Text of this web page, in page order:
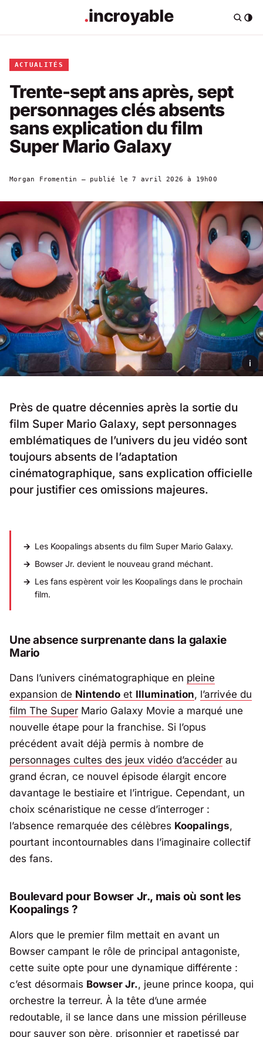
ACTUALITÉS
Trente-sept ans après, sept
personnages clés absents
sans explication du film
Super Mario Galaxy
Morgan Fromentin — publié le7 avril 2026 à 19h00
i
Près de quatre décennies après la sortie du
film Super Mario Galaxy, sept personnages
emblématiques de l’univers du jeu vidéo sont
toujours absents de l’adaptation
cinématographique, sans explication officielle
pour justifier ces omissions majeures.
Les Koopalings absents du film Super Mario Galaxy.
Bowser Jr. devient le nouveau grand méchant.
Les fans espèrent voir les Koopalings dans le prochain
film.
Une absence surprenante dans la galaxie
Mario
Dans l’univers cinématographique en pleine
expansion de Nintendo et Illumination, l’arrivée du
film The Super Mario Galaxy Movie a marqué une
nouvelle étape pour la franchise. Si l’opus
précédent avait déjà permis à nombre de
personnages cultes des jeux vidéo d’accéder au
grand écran, ce nouvel épisode élargit encore
davantage le bestiaire et l’intrigue. Cependant, un
choix scénaristique ne cesse d’interroger :
l’absence remarquée des célèbres Koopalings,
pourtant incontournables dans l’imaginaire collectif
des fans.
Boulevard pour Bowser Jr., mais où sont les
Koopalings ?
Alors que le premier film mettait en avant un
Bowser campant le rôle de principal antagoniste,
cette suite opte pour une dynamique différente :
c’est désormais Bowser Jr., jeune prince koopa, qui
orchestre la terreur. À la tête d’une armée
redoutable, il se lance dans une mission périlleuse
pour sauver son père, prisonnier et rapetissé par